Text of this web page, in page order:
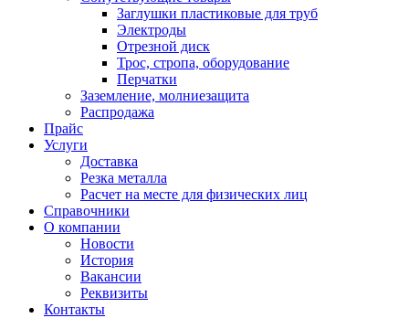
Заглушки пластиковые для труб
Электроды
Отрезной диск
Трос, стропа, оборудование
Перчатки
Заземление, молниезащита
Распродажа
Прайс
Услуги
Доставка
Резка металла
Расчет на месте для физических лиц
Справочники
О компании
Новости
История
Вакансии
Реквизиты
Контакты